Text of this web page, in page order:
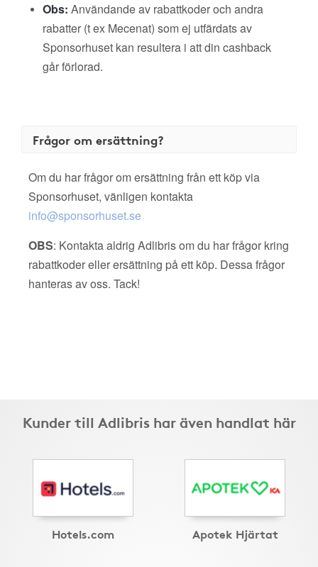
Obs: Användande av rabattkoder och andra
rabatter (t ex Mecenat) som ej utfärdats av
Sponsorhuset kan resultera i att din cashback
går förlorad.
Frågor om ersättning?
Om du har frågor om ersättning från ett köp via
Sponsorhuset, vänligen kontakta
info@sponsorhuset.se
OBS: Kontakta aldrig Adlibris om du har frågor kring
rabattkoder eller ersättning på ett köp. Dessa frågor
hanteras av oss. Tack!
Kunder till Adlibris har även handlat här
Hotels.com Apotek Hjärtat